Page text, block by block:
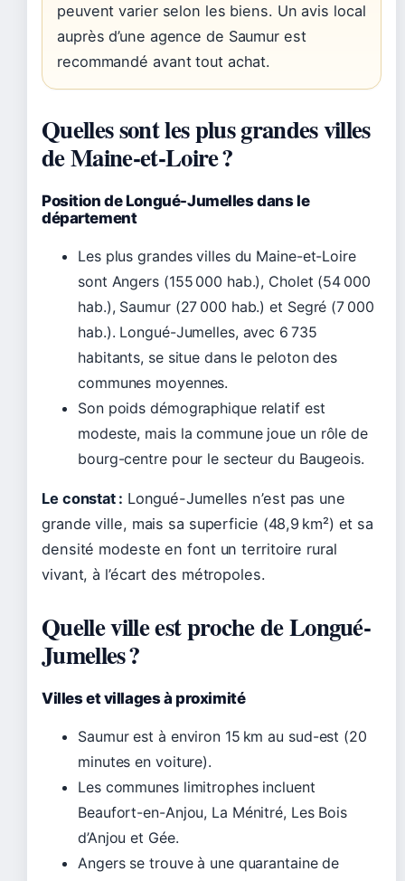
peuvent varier selon les biens. Un avis local
auprès d’une agence de Saumur est
recommandé avant tout achat.
Quelles sont les plus grandes villes
de Maine-et-Loire ?
Position de Longué-Jumelles dans le
département
Les plus grandes villes du Maine-et-Loire
sont Angers (155 000 hab.), Cholet (54 000
hab.), Saumur (27 000 hab.) et Segré (7 000
hab.). Longué-Jumelles, avec 6 735
habitants, se situe dans le peloton des
communes moyennes.
Son poids démographique relatif est
modeste, mais la commune joue un rôle de
bourg-centre pour le secteur du Baugeois.
Le constat : Longué-Jumelles n’est pas une
grande ville, mais sa superficie (48,9 km²) et sa
densité modeste en font un territoire rural
vivant, à l’écart des métropoles.
Quelle ville est proche de Longué-
Jumelles ?
Villes et villages à proximité
Saumur est à environ 15 km au sud-est (20
minutes en voiture).
Les communes limitrophes incluent
Beaufort-en-Anjou, La Ménitré, Les Bois
d’Anjou et Gée.
Angers se trouve à une quarantaine de